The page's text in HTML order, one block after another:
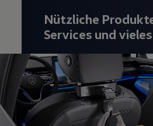
Nützliche
Services und